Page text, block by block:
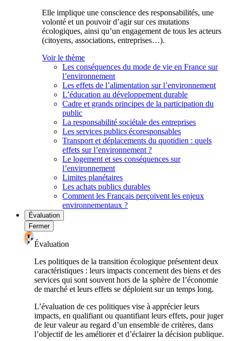
Elle implique une conscience des responsabilités, une
volonté et un pouvoir d’agir sur ces mutations
écologiques, ainsi qu’un engagement de tous les acteurs
(citoyens, associations, entreprises…).
Voir le thème
Les conséquences du mode de vie en France sur
l’environnement
Les effets de l’alimentation sur l’environnement
L’éducation au développement durable
Cadre et grands principes de la participation du
public
La responsabilité sociétale des entreprises
Les services publics écoresponsables
Transport et déplacements du quotidien : quels
effets sur l’environnement ?
Le logement et ses conséquences sur
l’environnement
Limites planétaires
Les achats publics durables
Comment les Français perçoivent les enjeux
environnementaux ?
Évaluation
Fermer
Évaluation
Les politiques de la transition écologique présentent deux
caractéristiques : leurs impacts concernent des biens et des
services qui sont souvent hors de la sphère de l’économie
de marché et leurs effets se déploient sur un temps long.
L’évaluation de ces politiques vise à apprécier leurs
impacts, en qualifiant ou quantifiant leurs effets, pour juger
de leur valeur au regard d’un ensemble de critères, dans
l’objectif de les améliorer et d’éclairer la décision publique.